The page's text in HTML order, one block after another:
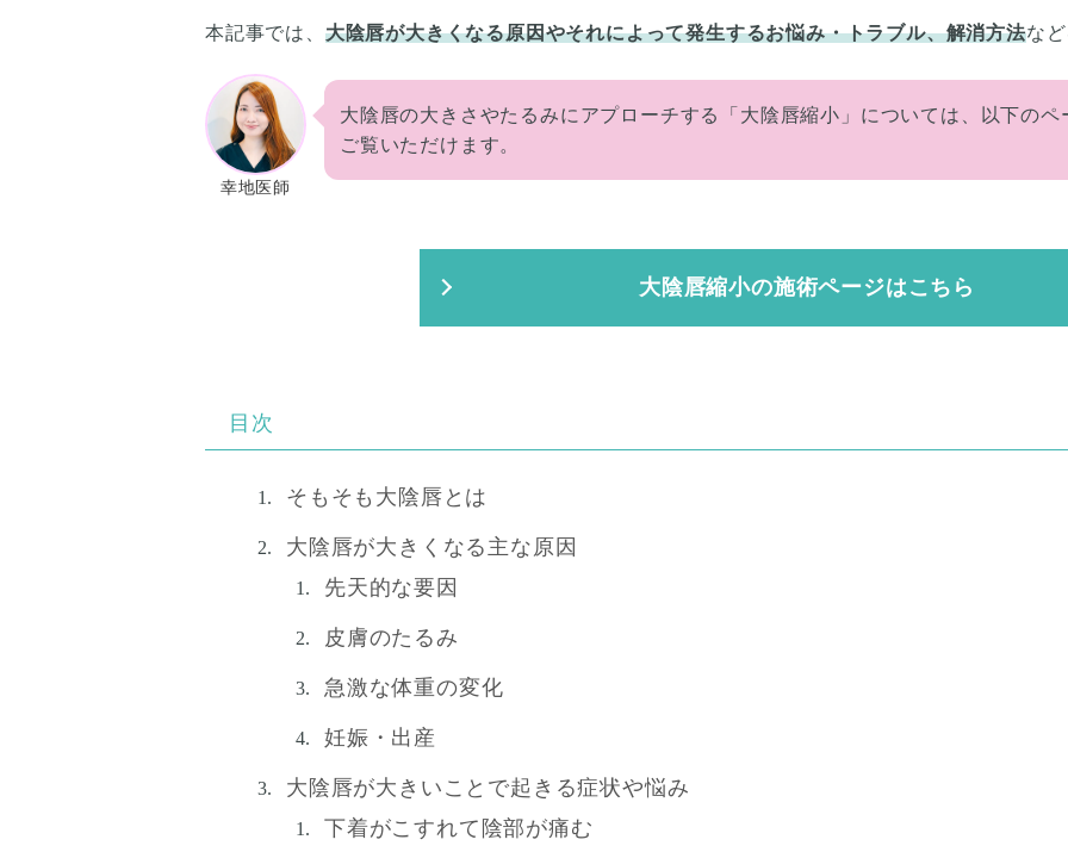
本記事では、 大陰唇が大きくなる原因やそれによって発生するお悩み・トラブル、解消方法な
幸地医師
大陰唇の大きさやたるみにアプローチする「大陰唇縮小」については、以下のペ
ご覧いただけます。
大陰唇縮小の施術ページはこちら
目次
そもそも大陰唇とは
大陰唇が大きくなる主な原因
先天的な要因
皮膚のたるみ
急激な体重の変化
妊娠・出産
大陰唇が大きいことで起きる症状や悩み
下着がこすれて陰部が痛む